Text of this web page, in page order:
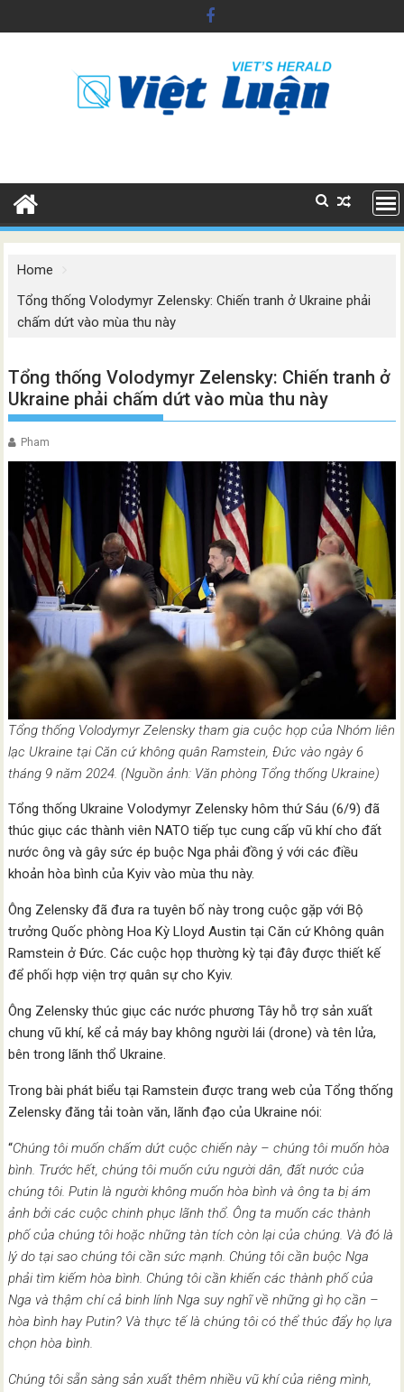
to
Home
Tổng thống Volodymyr Zelensky: Chiến tranh ở Ukraine phải
chấm dứt vào mùa thu này
Tổng thống Volodymyr Zelensky: Chiến tranh ở
Ukraine phải chấm dứt vào mùa thu này
Pham
Tổng thống Volodymyr Zelensky tham gia cuộc họp của Nhóm liên
lạc Ukraine tại Căn cứ không quân Ramstein, Đức vào ngày 6
tháng 9 năm 2024. (Nguồn ảnh: Văn phòng Tổng thống Ukraine)
Tổng thống Ukraine Volodymyr Zelensky hôm thứ Sáu (6/9) đã
thúc giục các thành viên NATO tiếp tục cung cấp vũ khí cho đất
nước ông và gây sức ép buộc Nga phải đồng ý với các điều
khoản hòa bình của Kyiv vào mùa thu này.
Ông Zelensky đã đưa ra tuyên bố này trong cuộc gặp với Bộ
trưởng Quốc phòng Hoa Kỳ Lloyd Austin tại Căn cứ Không quân
Ramstein ở Đức. Các cuộc họp thường kỳ tại đây được thiết kế
để phối hợp viện trợ quân sự cho Kyiv.
Ông Zelensky thúc giục các nước phương Tây hỗ trợ sản xuất
chung vũ khí, kể cả máy bay không người lái (drone) và tên lửa,
bên trong lãnh thổ Ukraine.
Trong bài phát biểu tại Ramstein được trang web của Tổng thống
Zelensky đăng tải toàn văn, lãnh đạo của Ukraine nói:
“Chúng tôi muốn chấm dứt cuộc chiến này – chúng tôi muốn hòa
bình. Trước hết, chúng tôi muốn cứu người dân, đất nước của
chúng tôi. Putin là người không muốn hòa bình và ông ta bị ám
ảnh bởi các cuộc chinh phục lãnh thổ. Ông ta muốn các thành
phố của chúng tôi hoặc những tàn tích còn lại của chúng. Và đó là
lý do tại sao chúng tôi cần sức mạnh. Chúng tôi cần buộc Nga
phải tìm kiếm hòa bình. Chúng tôi cần khiến các thành phố của
Nga và thậm chí cả binh lính Nga suy nghĩ về những gì họ cần –
hòa bình hay Putin? Và thực tế là chúng tôi có thể thúc đẩy họ lựa
chọn hòa bình.
Chúng tôi sẵn sàng sản xuất thêm nhiều vũ khí của riêng mình,